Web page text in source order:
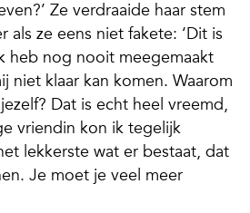
Ze verdraaide haar stem
als ze eens niet fakete: ‘Dit is
heb nog nooit meegemaakt
niet klaar kan komen. Waarom
Dat is echt heel vreemd,
vriendin kon ik tegelijk
lekkerste wat er bestaat, dat
Je moet je veel meer